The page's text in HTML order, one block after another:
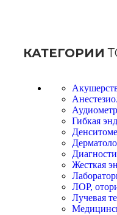
КАТЕГОРИИ
Гибкая
Жесткая
ЛОР,
Лучевая